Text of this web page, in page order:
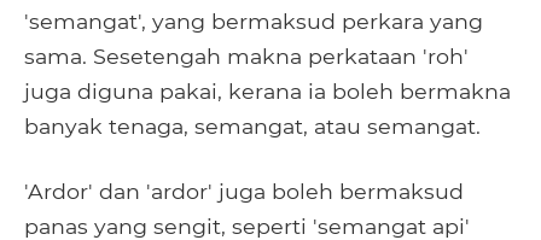
'semangat', yang bermaksud perkara yang
sama. Sesetengah makna perkataan 'roh'
juga diguna pakai, kerana ia boleh bermakna
banyak tenaga, semangat, atau semangat.
'Ardor' dan 'ardor' juga boleh bermaksud
panas yang sengit, seperti 'semangat api'